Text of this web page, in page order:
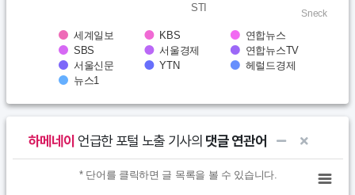
STI
세계일보 KBS
연합뉴스
SBS
서울경제
연합뉴스TV
서울신문
YTN
헤럴드경제
뉴스1
Sneck
End of interactive chart.
하메네이 언급한 포털 노출 기사의 댓글 연관어
* 단어를 클릭하면 글 목록을 볼 수 있습니다.